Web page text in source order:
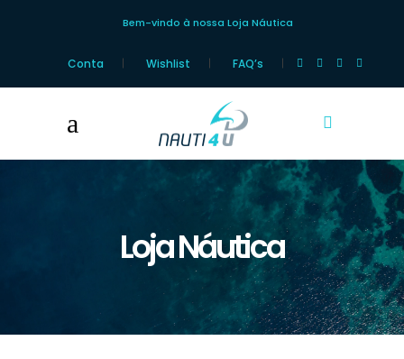
Bem-vindo à nossa Loja Náutica
Conta Wishlist FAQ’s
Loja Náutica